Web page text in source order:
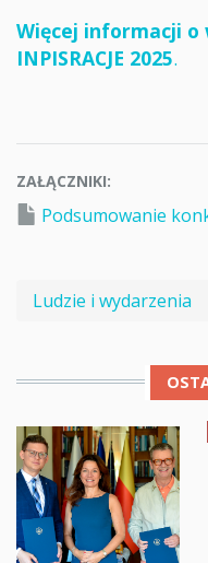
Więcej informacji o
INPISRACJE 2025.
ZAŁĄCZNIKI
Podsumowanie
Ludzie i wydarzenia